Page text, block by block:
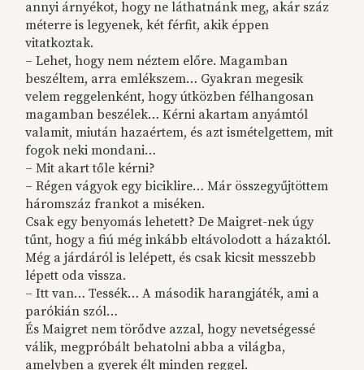
annyi árnyékot, hogy ne láthatnánk meg, akár száz
méterre is legyenek, két férfit, akik éppen
vitatkoztak.
– Lehet, hogy nem néztem előre. Magamban
beszéltem, arra emlékszem… Gyakran megesik
velem reggelenként, hogy útközben félhangosan
magamban beszélek… Kérni akartam anyámtól
valamit, miután hazaértem, és azt ismételgettem, mit
fogok neki mondani…
– Mit akart tőle kérni?
– Régen vágyok egy biciklire… Már összegyűjtöttem
háromszáz frankot a miséken.
Csak egy benyomás lehetett? De Maigret-nek úgy
tűnt, hogy a fiú még inkább eltávolodott a házaktól.
Még a járdáról is lelépett, és csak kicsit messzebb
lépett oda vissza.
– Itt van… Tessék… A második harangjáték, ami a
parókián szól…
És Maigret nem törődve azzal, hogy nevetségessé
válik, megpróbált behatolni abba a világba,
amelyben a gyerek élt minden reggel.